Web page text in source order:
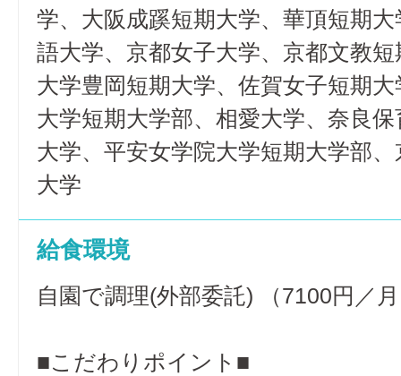
学、大阪成蹊短期大学、華頂短期
語大学、京都女子大学、京都文教
大学豊岡短期大学、佐賀女子短期
大学短期大学部、相愛大学、奈良
大学、平安女学院大学短期大学部
大学
給食環境
自園で調理(外部委託) （7100円／
■こだわりポイント■